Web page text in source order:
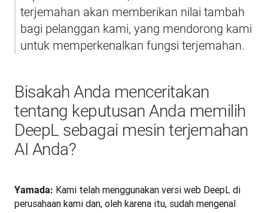
terjemahan akan memberikan nilai tambah
bagi pelanggan kami, yang mendorong kami
untuk memperkenalkan fungsi terjemahan.
Bisakah Anda menceritakan
tentang keputusan Anda memilih
DeepL sebagai mesin terjemahan
AI Anda?
Yamada: Kami telah menggunakan versi web DeepL di
perusahaan kami dan, oleh karena itu, sudah mengenal